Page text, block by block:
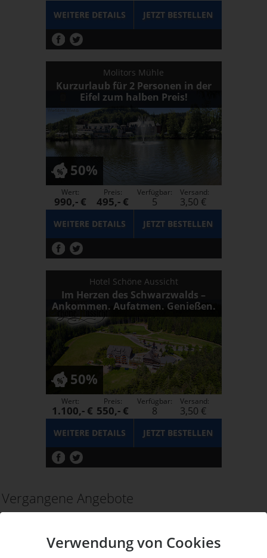
Verwendung von Cookies
WEITERE DETAILS JETZTBESTELLEN
Molitors Mühle
Kurzurlaub für 2 Personen in der
Eifel zum halben Preis!
50%
WEITERE DETAILS JETZTBESTELLEN
Wert:
990,- €
Preis:
495,- €
Verfügbar:
5
Versand:
3,50 €
Hotel Schöne Aussicht
Im Herzen des Schwarzwalds –
Ankommen. Aufatmen. Genießen.
50%
WEITERE DETAILS JETZTBESTELLEN
Wert:
1.100,- €
Preis:
550,- €
Verfügbar:
8
Versand:
3,50 €
Vergangene Angebote